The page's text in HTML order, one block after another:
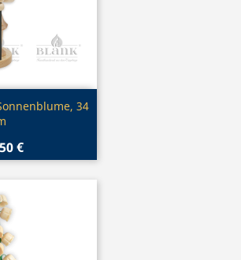
34
€